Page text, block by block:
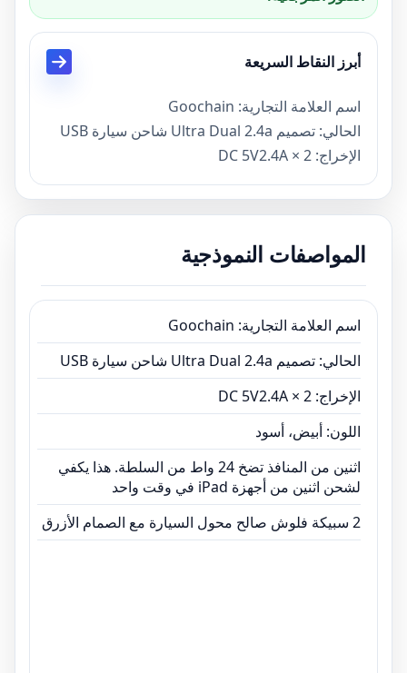
أبرز النقاط السريعة
اسم العلامة التجارية: Goochain
الحالي: تصميم Ultra Dual 2.4a شاحن سيارة USB
الإخراج: DC 5V2.4A × 2
اللون: أبيض، أسود
اثنين من المنافذ تضخ 24 واط من السلطة. هذا يكفي
2 سبيكة فلوش صالح محول السيارة مع الصمام
المواصفات النموذجية
اسم العلامة التجارية: Goochain
الحالي: تصميم Ultra Dual 2.4a شاحن سيارة USB
الإخراج: DC 5V2.4A × 2
اللون: أبيض، أسود
اثنين من المنافذ تضخ 24 واط من السلطة. هذا يكفي
لشحن اثنين من أجهزة iPad في وقت واحد
2 سبيكة فلوش صالح محول السيارة مع الصمام الأزرق